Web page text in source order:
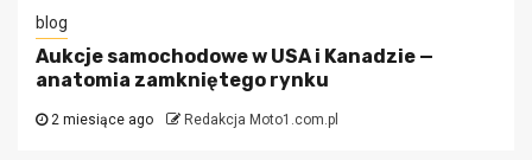
blog
Aukcje samochodowe w USA i Kanadzie —
anatomia zamkniętego rynku
2 miesiące ago Redakcja Moto1.com.pl